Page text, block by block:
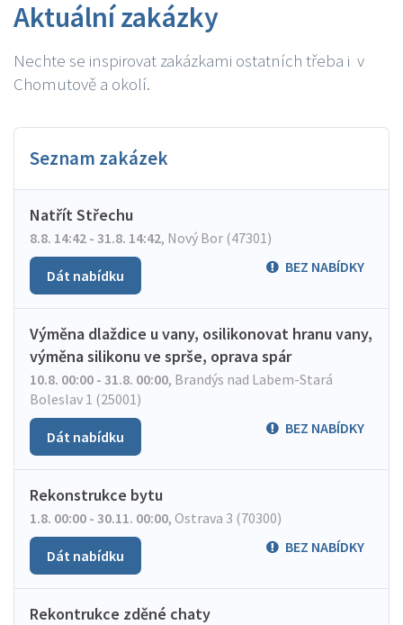
Aktuální zakázky
Nechte se inspirovat zakázkami ostatních třeba i v
Chomutově a okolí.
Seznam zakázek
Natřít Střechu
8.8. 14:42 - 31.8. 14:42, Nový Bor (47301)
BEZ NABÍDKY
Dát nabídku
Výměna dlaždice u vany, osilikonovat hranu vany,
výměna silikonu ve sprše, oprava spár
10.8. 00:00 - 31.8. 00:00, Brandýs nad Labem-Stará
Boleslav 1 (25001)
BEZ NABÍDKY
Dát nabídku
Rekonstrukce bytu
1.8. 00:00 - 30.11. 00:00, Ostrava 3 (70300)
BEZ NABÍDKY
Dát nabídku
Rekontrukce zděné chaty